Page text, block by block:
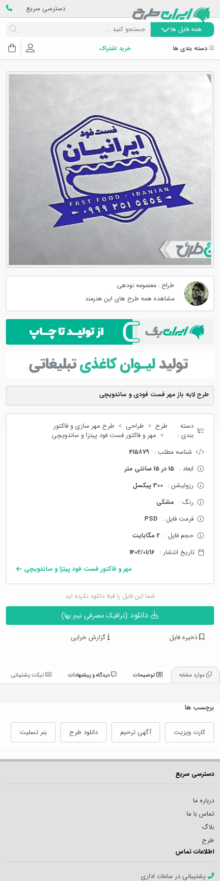
دسترسی سریع
همه فایل ها
دسته بندی ها خرید اشتراک
طرح لایه باز مهر فست فودی و ساندویچی
دسته
بندی :
طرح طراحی
طرح مهر سازی و فاکتور
مهر و فاکتور فست فود پیتزا و ساندویچی
شناسه مطلب : 415879
ابعاد : 15 در 15 سانتی متر
رزولیشن : 300 پیکسل
رنگ : مشکی
فرمت فایل : PSD
حجم فایل : 2 مگابایت
تاریخ انتشار : 1402/01/16
مهر و فاکتور فست فود پیتزا و ساندویچی
شما این فایل را قبلا دانلود نکرده اید
(ترافیک مصرفی نیم بها)
ذخیره فایل گزارش خرابی
طراح : معصومه نودهی
مشاهده همه طرح های این هنرمند
توضیحات تیکت پشتیبانی
برچسب ها
کارت ویزیت آگهی ترحیم دانلود طرح بنر تسلیت
دسترسی سریع
درباره ما
تماس با ما
بلاگ
طرح
اطلاعات تماس
پشتیبانی در ساعات اداری